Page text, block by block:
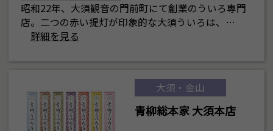
昭和22年、大須観音の門前町にて創業のういろ専門
店。二つの赤い提灯が印象的な大須ういろは、…
詳細を見る
大須・金山
青柳総本家 大須本店